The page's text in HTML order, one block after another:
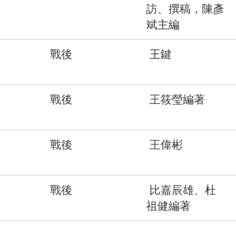
訪、撰稿，陳彥
斌主編
戰後 王鍵
戰後 王筱瑩編著
戰後 王偉彬
戰後
比嘉辰雄、杜
祖健編著